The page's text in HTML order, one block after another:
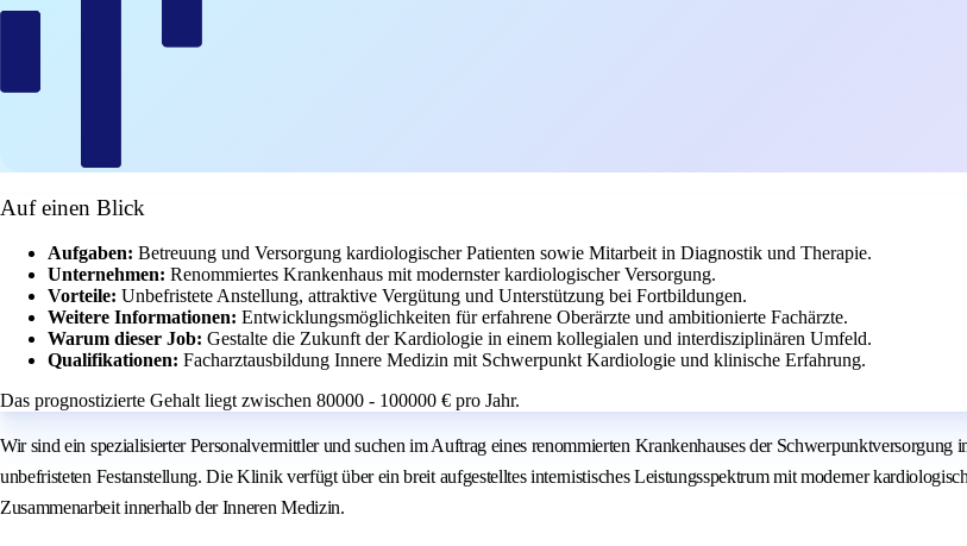
Auf einen Blick
Aufgaben: Betreuung und Versorgung kardiologischer Patienten sowie Mitarbeit in Diagnostik und Therapie.
Unternehmen: Renommiertes Krankenhaus mit modernster kardiologischer Versorgung.
Vorteile: Unbefristete Anstellung, attraktive Vergütung und Unterstützung bei Fortbildungen.
Weitere Informationen: Entwicklungsmöglichkeiten für erfahrene Oberärzte und ambitionierte Fachärzte.
Warum dieser Job: Gestalte die Zukunft der Kardiologie in einem kollegialen und interdisziplinären Umfeld.
Qualifikationen: Facharztausbildung Innere Medizin mit Schwerpunkt Kardiologie und klinische Erfahrung.
Das prognostizierte Gehalt liegt zwischen 80000 - 100000 € pro Jahr.
Wir sind ein spezialisierter Personalvermittler und suchen im Auftrag eines renommierten Krankenhauses der
unbefristeten Festanstellung. Die Klinik verfügt über ein breit aufgestelltes internistisches Leistungsspektrum mit moderner
Zusammenarbeit innerhalb der Inneren Medizin.